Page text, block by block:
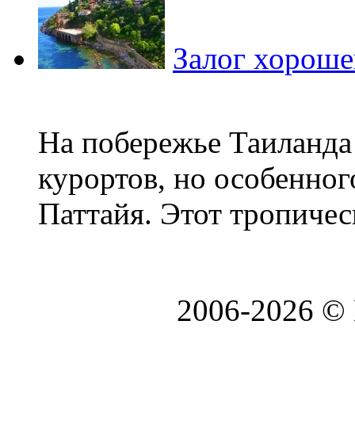
Залог
На побережье
курортов, но
Паттайя. Этот
2006-2026 ©